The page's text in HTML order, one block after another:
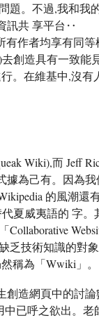
題。不過,我和我
訊共 享平台‥
有作者均享有同等
創造具有一致能
。在維基中,沒有
Wiki),而 Jeff
據為己有。因為
的風潮還
夏威夷語的 字。
乏技術知識的對
稱為「Wwiki」。
創造網頁中的討
已呼之欲出。老